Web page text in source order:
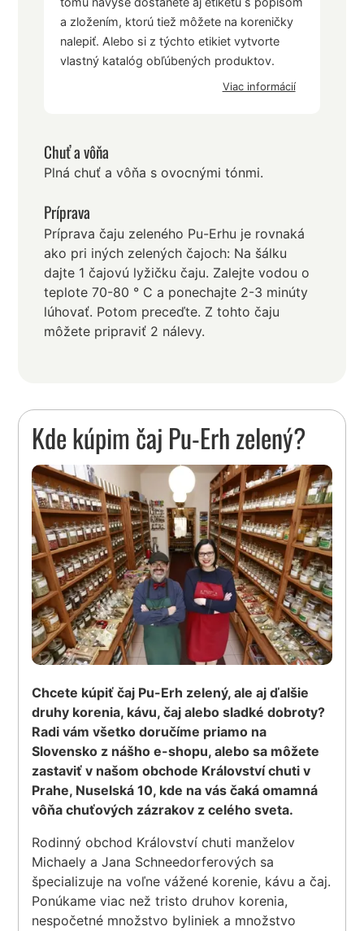
a zložením, ktorú tiež môžete na koreničky
nalepiť. Alebo si z týchto etikiet vytvorte
vlastný katalóg obľúbených produktov.
Viac informácií
Chuť a vôňa
Plná chuť a vôňa s ovocnými tónmi.
Príprava
Príprava čaju zeleného Pu-Erhu je rovnaká
ako pri iných zelených čajoch: Na šálku
dajte 1 čajovú lyžičku čaju. Zalejte vodou o
teplote 70-80 ° C a ponechajte 2-3 minúty
lúhovať. Potom preceďte. Z tohto čaju
môžete pripraviť 2 nálevy.
Kde kúpim čaj Pu-Erh zelený?
Chcete kúpiť čaj Pu-Erh zelený, ale aj ďalšie
druhy korenia, kávu, čaj alebo sladké dobroty?
Radi vám všetko doručíme priamo na
Slovensko z nášho e-shopu, alebo sa môžete
zastaviť v našom obchode Království chuti v
Prahe, Nuselská 10, kde na vás čaká omamná
vôňa chuťových zázrakov z celého sveta.
Rodinný obchod Království chuti manželov
Michaely a Jana Schneedorferových sa
špecializuje na voľne vážené korenie, kávu a čaj.
Ponúkame viac než tristo druhov korenia,
nespočetné množstvo byliniek a množstvo